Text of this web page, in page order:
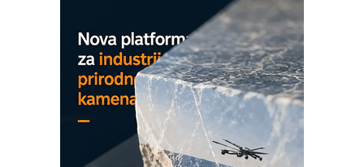
EVOKS Maintenance Management